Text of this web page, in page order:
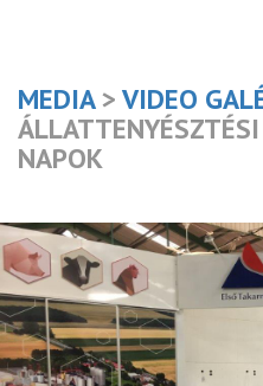
MEDIA> VIDEO
NAPOK